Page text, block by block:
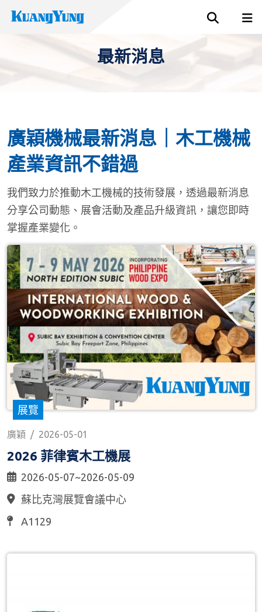
最新消息
廣穎機械最新消息｜木工機械
產業資訊不錯過
我們致力於推動木工機械的技術發展，透過最新消息
分享公司動態、展會活動及產品升級資訊，讓您即時
掌握產業變化。
展覽
廣穎 / 2026-05-01
2026 菲律賓木工機展
2026-05-07~2026-05-09
蘇比克灣展覽會議中心
A1129